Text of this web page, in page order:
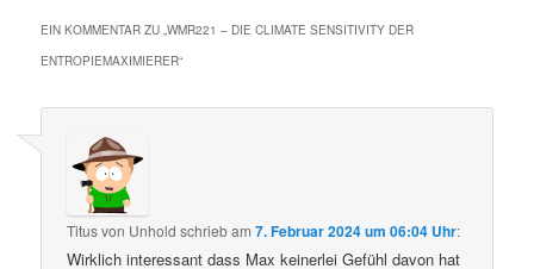
EIN KOMMENTAR ZU „WMR221 – DIE CLIMATE SENSITIVITY DER
ENTROPIEMAXIMIERER“
Titus von Unhold schriebam7. Februar 2024 um 06:04 Uhr:
Wirklich interessant dass Max keinerlei Gefühl davon hat